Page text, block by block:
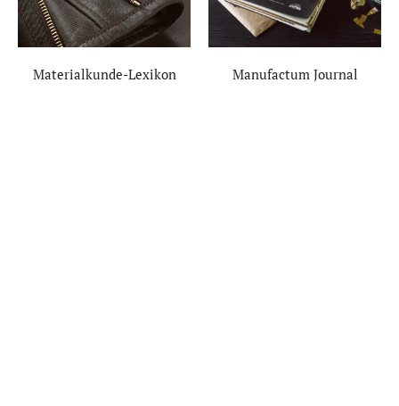
Materialkunde-Lexikon Manufactum Journal